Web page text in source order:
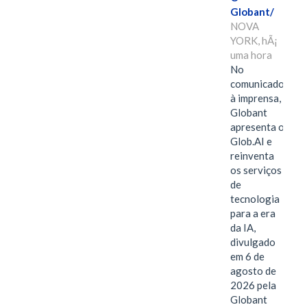
Globant/
NOVA
YORK, hÃ¡
uma hora
No
comunicado
à imprensa,
Globant
apresenta o
Glob.AI e
reinventa
os serviços
de
tecnologia
para a era
da IA,
divulgado
em 6 de
agosto de
2026 pela
Globant